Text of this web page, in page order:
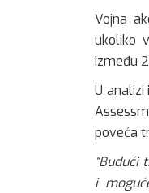
Vojna
ukoliko
između
U
poveća
i